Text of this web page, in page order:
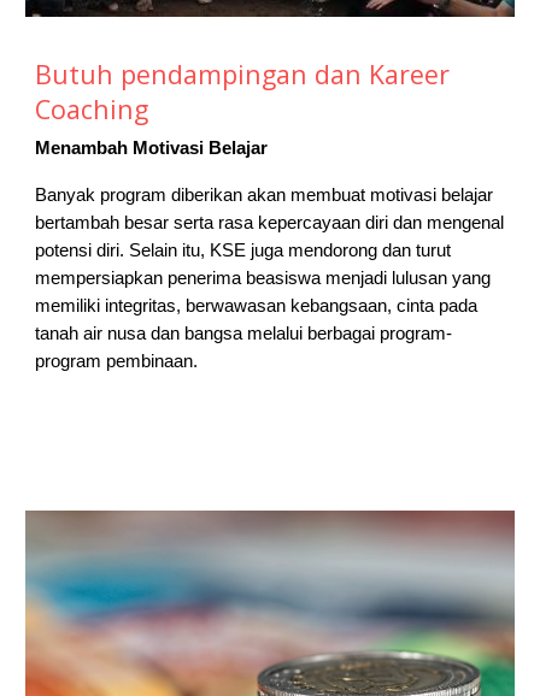
Butuh pendampingan dan Kareer
Coaching
Menambah Motivasi Belajar
Banyak program diberikan akan membuat motivasi belajar
bertambah besar serta rasa kepercayaan diri dan mengenal
potensi diri. Selain itu, KSE juga mendorong dan turut
mempersiapkan penerima beasiswa menjadi lulusan yang
memiliki integritas, berwawasan kebangsaan, cinta pada
tanah air nusa dan bangsa melalui berbagai program-
program pembinaan.